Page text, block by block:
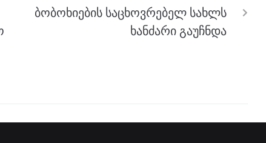
ბობოხიების საცხოვრებელ სახლს
ხანძარი გაუჩნდა